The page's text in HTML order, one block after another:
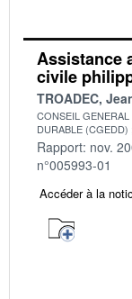
Assistance
civile
TROADEC,
CONSEIL
DURABLE (CGEDD)
Rapport: nov.
n°005993-01
Accéder à la